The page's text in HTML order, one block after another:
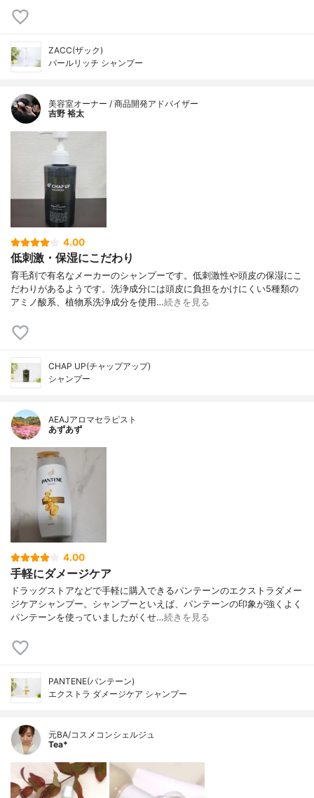
ZACC(ザック)
パールリッチ シャンプー
美容室オーナー / 商品開発アドバイザー
吉野 裕太
4.00
低刺激・保湿にこだわり
育毛剤で有名なメーカーのシャンプーです。低刺激性や頭皮の保湿にこ
だわりがあるようです。洗浄成分には頭皮に負担をかけにくい5種類の
アミノ酸系、植物系洗浄成分を使用…続きを見る
CHAP UP(チャップアップ)
シャンプー
AEAJアロマセラピスト
あずあず
4.00
手軽にダメージケア
ドラッグストアなどで手軽に購入できるパンテーンのエクストラダメー
ジケアシャンプー。シャンプーといえば、パンテーンの印象が強くよく
パンテーンを使っていましたがくせ…続きを見る
PANTENE(パンテーン)
エクストラ ダメージケア シャンプー
元BA/コスメコンシェルジュ
Tea*